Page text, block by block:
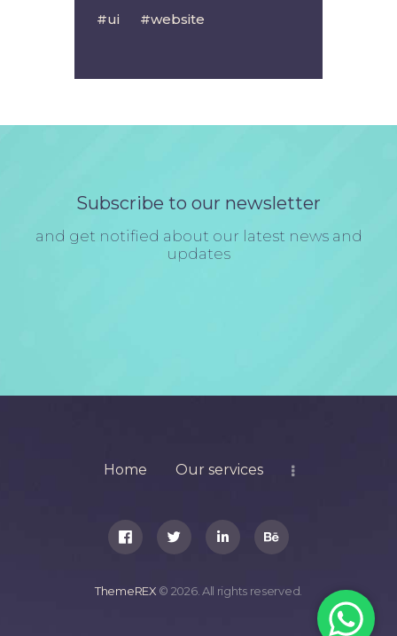
ui
website
Subscribe to our newsletter
and get notified about our latest news and
updates
Home Our services
ThemeREX © 2026. All rights reserved.